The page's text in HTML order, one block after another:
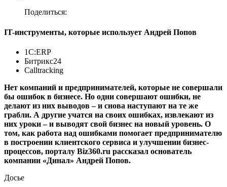
Поделиться:
IT-инструменты, которые использует Андрей Попов
1С:ERP
Битрикс24
Calltracking
Нет компаний и предпринимателей, которые не совершали
бы ошибок в бизнесе. Но одни совершают ошибки, не
делают из них выводов – и снова наступают на те же
грабли. А другие учатся на своих ошибках, извлекают из
них уроки – и выводят свой бизнес на новый уровень. О
том, как работа над ошибками помогает предпринимателю
в построении клиентского сервиса и улучшении бизнес-
процессов, порталу Biz360.ru рассказал основатель
компании «Динал» Андрей Попов.
Досье